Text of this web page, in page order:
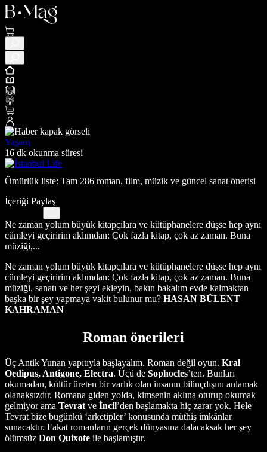
Yaşam
16 dk okunma süresi
Ömürlük liste: Tam 286 roman, film, müzik ve güncel sanat önerisi
İçeriği Paylaş
Ne zaman yolum büyük kitapçılara ve kütüphanelere düşse hep aynı
cümleyi geçiririm aklımdan: Çok fazla kitap, çok az zaman. Buna
müziği,...
Ne zaman yolum büyük kitapçılara ve kütüphanelere düşse hep aynı
cümleyi geçiririm aklımdan: Çok fazla kitap, çok az zaman. Buna
müziği, sanatı ve her şeyi ekleyin, bakın bakalım evde kalmaktan
başka bir şey yapmaya vakit bulunur mu? HASAN BÜLENT
KAHRAMAN
Roman önerileri
Üç Antik Yunan yapıtıyla başlayalım. Roman değil oyun. Kral
Oedipus, Antigone, Electra. Üçü de Sophocles’ten. Bunları
okumadan, kültür üreten bir varlık olan insanın bilinçdışını anlamak
olanaksızdır. Romana giden yolda, kimsenin aklına oturup okumak
gelmiyor ama Tevrat ve İncil’den başlamakta hiç zarar yok. Hele
Tevrat bize bugünkü ‘arketipler’ konusunda müthiş imkânlar
sunacaktır. Fakat romanların gerçek dünyasına dalacaksak her şey
ölümsüz Don Quixote ile başlamıştır.